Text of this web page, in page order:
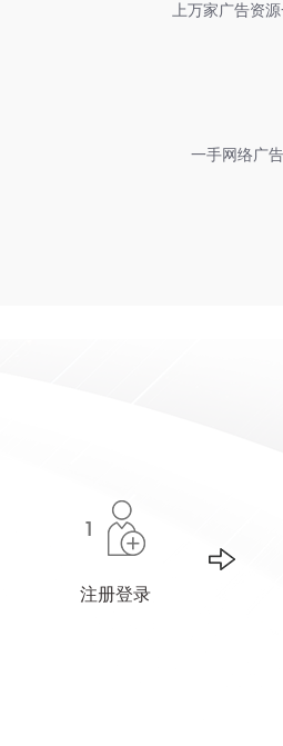
上万家广告资
一手网络广
注册登录